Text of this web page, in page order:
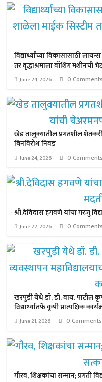
विद्यार्थ्यांच्या विकासासाठी
तर वृद्धाश्रमाला वॉशिंग मशीनची
June 24, 2026 0 Comments
खेड तालुक्यातील प्रगतशील
बिनविरोध निवड
June 24, 2026 0 Comments
श्री.देविदास हगवणे यांचा गरजु
June 22, 2026 0 Comments
खरपुडी येथे डॉ. डी. वाय. पाटील
विद्यार्थ्यांतर्फे कृषी प्रात्यक्षिक
June 21, 2026 0 Comments
गौरव, शिक्षकांचा सन्मान; प्रगती